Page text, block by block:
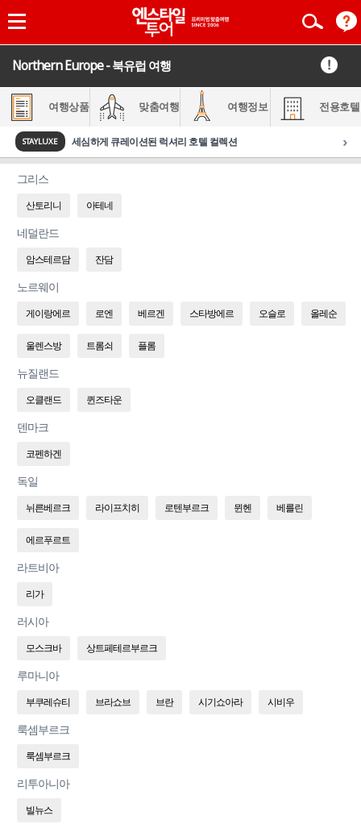
Northern Europe - 북유럽 여행
여행상품 맞춤여행 여행정보 전용호텔
STAYLUXE 세심하게 큐레이션된 럭셔리 호텔 컬렉션 ›
그리스
산토리니 아테네
네덜란드
암스테르담 잔담
노르웨이
게이랑에르 로엔 베르겐 스타방에르 오슬로 올레순
울렌스방 트롬쇠 플롬
뉴질랜드
오클랜드 퀸즈타운
덴마크
코펜하겐
독일
뉘른베르크 라이프치히 로텐부르크 뮌헨 베를린
에르푸르트
라트비아
리가
러시아
모스크바 상트페테르부르크
루마니아
부쿠레슈티 브라쇼브 브란 시기쇼아라 시비우
룩셈부르크
룩셈부르크
리투아니아
빌뉴스